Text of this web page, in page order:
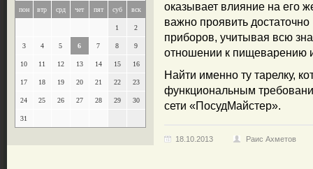
пон втр срд чет пят суб вск
1 2
3 4 5 6 7 8 9
10 11 12 13 14 15 16
17 18 19 20 21 22 23
24 25 26 27 28 29 30
31
оказывает влияние на его
важно проявить
приборов, учитывая всю
отношении к пищеварению
Найти именно ту тарелку,
функциональным
сети «ПосудМайстер».
18.10.2013 Раис Ахметов